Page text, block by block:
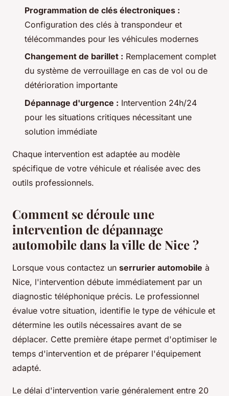
Programmation de clés électroniques :
Configuration des clés à transpondeur et
télécommandes pour les véhicules modernes
Changement de barillet : Remplacement complet
du système de verrouillage en cas de vol ou de
détérioration importante
Dépannage d'urgence : Intervention 24h/24
pour les situations critiques nécessitant une
solution immédiate
Chaque intervention est adaptée au modèle
spécifique de votre véhicule et réalisée avec des
outils professionnels.
Comment se déroule une
intervention de dépannage
automobile dans la ville de Nice ?
Lorsque vous contactez un serrurier automobile à
Nice, l'intervention débute immédiatement par un
diagnostic téléphonique précis. Le professionnel
évalue votre situation, identifie le type de véhicule et
détermine les outils nécessaires avant de se
déplacer. Cette première étape permet d'optimiser le
temps d'intervention et de préparer l'équipement
adapté.
Le délai d'intervention varie généralement entre 20